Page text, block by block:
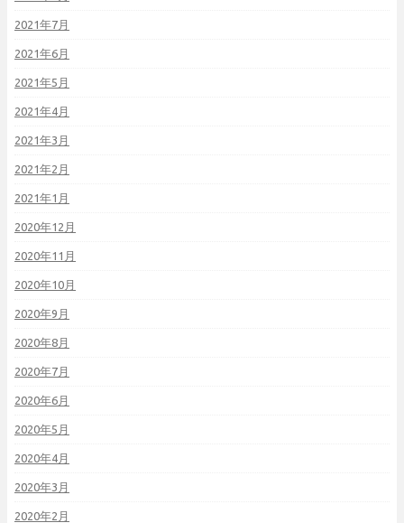
2021年7月
2021年6月
2021年5月
2021年4月
2021年3月
2021年2月
2021年1月
2020年12月
2020年11月
2020年10月
2020年9月
2020年8月
2020年7月
2020年6月
2020年5月
2020年4月
2020年3月
2020年2月